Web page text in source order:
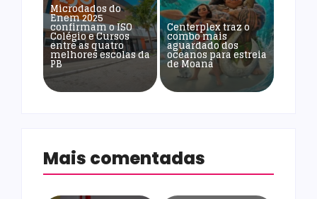
Microdados do
Enem 2025
confirmam o ISO
Colégio e Cursos
entre as quatro
melhores escolas da
PB
Centerplex traz o
combo mais
aguardado dos
oceanos para estreia
de Moana
Mais comentadas